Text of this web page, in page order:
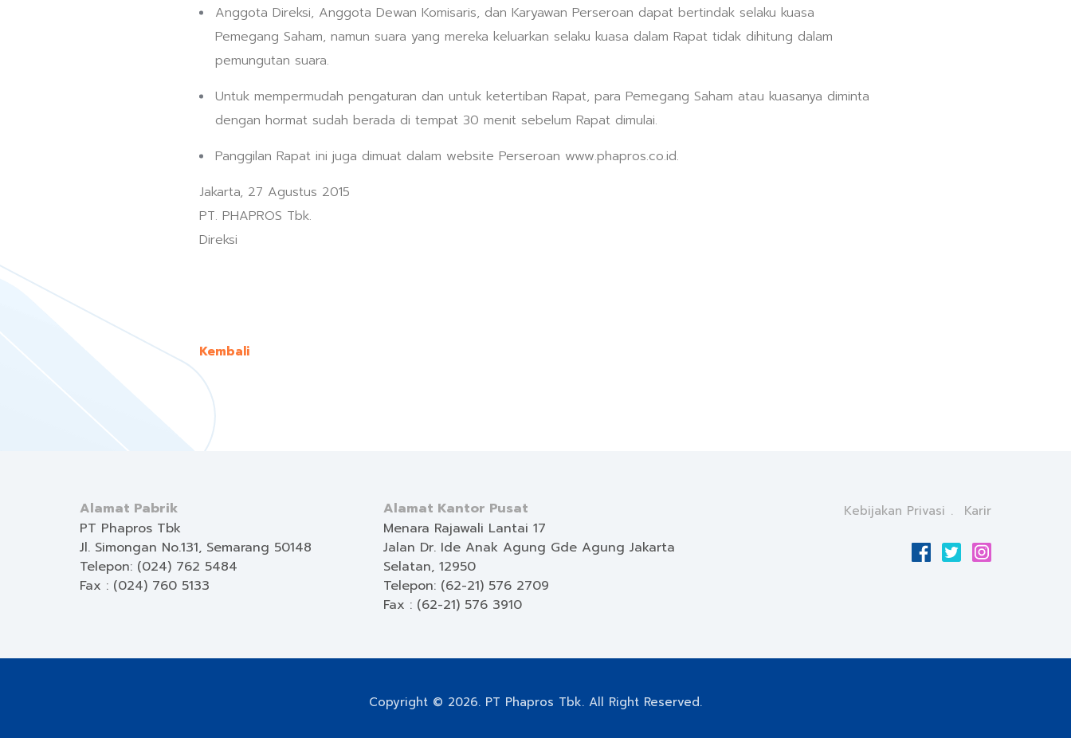
Anggota Direksi, Anggota Dewan Komisaris, dan Karyawan Perseroan dapat bertindak selaku kuasa
Pemegang Saham, namun suara yang mereka keluarkan selaku kuasa dalam Rapat tidak dihitung dalam
pemungutan suara.
Untuk mempermudah pengaturan dan untuk ketertiban Rapat, para Pemegang Saham atau kuasanya diminta
dengan hormat sudah berada di tempat 30 menit sebelum Rapat dimulai.
Panggilan Rapat ini juga dimuat dalam website Perseroan www.phapros.co.id.
Jakarta, 27 Agustus 2015
PT. PHAPROS Tbk.
Direksi
Kembali
Alamat Pabrik
PT Phapros Tbk
Jl. Simongan No.131, Semarang 50148
Telepon: (024) 762 5484
Fax : (024) 760 5133
Alamat Kantor Pusat
Menara Rajawali Lantai 17
Jalan Dr. Ide Anak Agung Gde Agung Jakarta
Selatan, 12950
Telepon: (62-21) 576 2709
Fax : (62-21) 576 3910
Kebijakan Privasi Karir
Copyright © 2026. PT Phapros Tbk. All Right Reserved.